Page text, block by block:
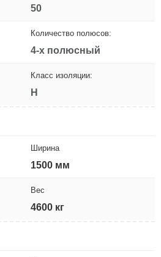
50
Количество полюсов:
4-х полюсный
Класс изоляции:
H
Ширина
1500 мм
Вес
4600 кг